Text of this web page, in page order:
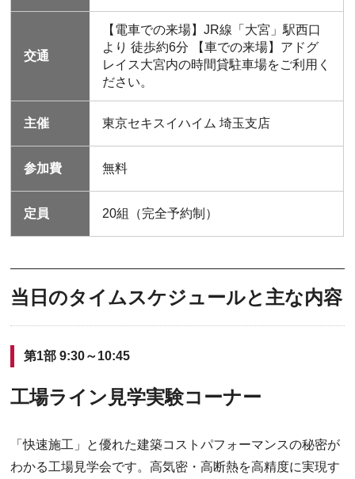
交通
【電車での来場】JR線「大宮」駅西口
より 徒歩約6分 【車での来場】アドグ
レイス大宮内の時間貸駐車場をご利用く
ださい。
主催 東京セキスイハイム 埼玉支店
参加費 無料
定員 20組（完全予約制）
当日のタイムスケジュールと主な内容
第1部 9:30～10:45
工場ライン見学実験コーナー
「快速施工」と優れた建築コストパフォーマンスの秘密が
わかる工場見学会です。高気密・高断熱を高精度に実現す